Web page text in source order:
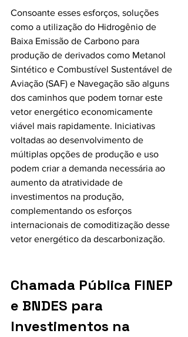
Consoante esses esforços, soluções
como a utilização do Hidrogênio de
Baixa Emissão de Carbono para
produção de derivados como Metanol
Sintético e Combustível Sustentável de
Aviação (SAF) e Navegação são alguns
dos caminhos que podem tornar este
vetor energético economicamente
viável mais rapidamente. Iniciativas
voltadas ao desenvolvimento de
múltiplas opções de produção e uso
podem criar a demanda necessária ao
aumento da atratividade de
investimentos na produção,
complementando os esforços
internacionais de comoditização desse
vetor energético da descarbonização.
Chamada Pública FINEP
e BNDES para
Investimentos na